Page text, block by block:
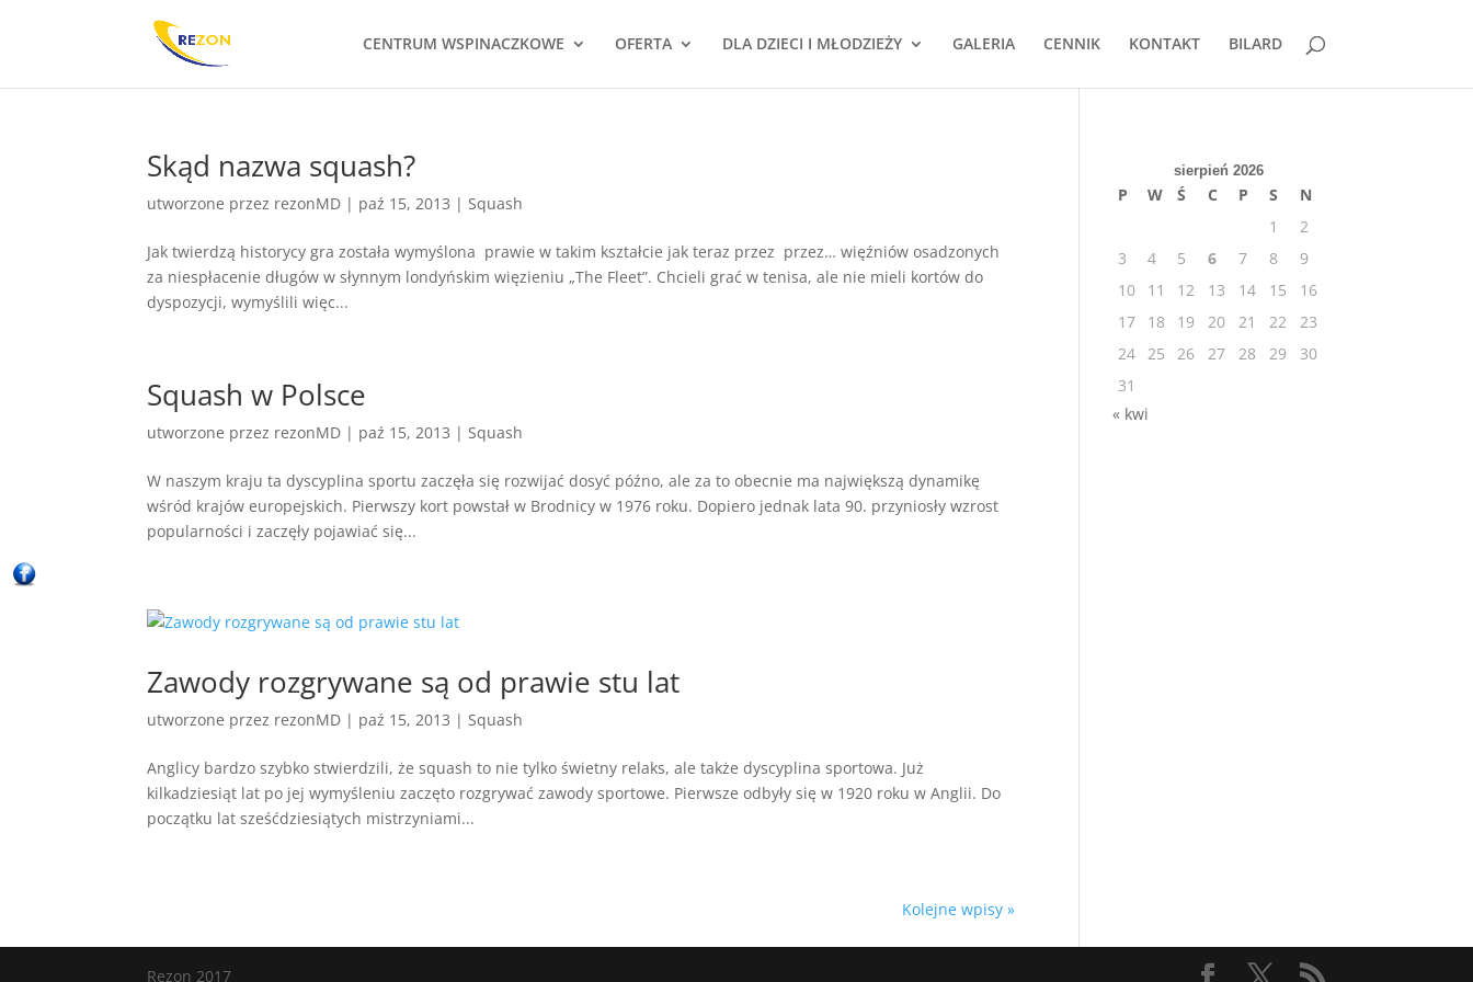
CENTRUM WSPINACZKOWE OFERTA DLA DZIECI I MŁODZIEŻY GALERIA CENNIK KONTAKT BILARD
Skąd nazwa squash?
utworzone przez rezonMD | paź 15, 2013 |Squash
Jak twierdzą historycy gra została wymyślona prawie w takim kształcie jak teraz przez przez… więźniów osadzonych
za niespłacenie długów w słynnym londyńskim więzieniu „The Fleet”. Chcieli grać w tenisa, ale nie mieli kortów do
dyspozycji, wymyślili więc...
Squash w Polsce
utworzone przez rezonMD | paź 15, 2013 |Squash
W naszym kraju ta dyscyplina sportu zaczęła się rozwijać dosyć późno, ale za to obecnie ma największą dynamikę
wśród krajów europejskich. Pierwszy kort powstał w Brodnicy w 1976 roku. Dopiero jednak lata 90. przyniosły wzrost
popularności i zaczęły pojawiać się...
Zawody rozgrywane są od prawie stu lat
utworzone przez rezonMD | paź 15, 2013 |Squash
Anglicy bardzo szybko stwierdzili, że squash to nie tylko świetny relaks, ale także dyscyplina sportowa. Już
kilkadziesiąt lat po jej wymyśleniu zaczęto rozgrywać zawody sportowe. Pierwsze odbyły się w 1920 roku w Anglii. Do
początku lat sześćdziesiątych mistrzyniami...
Kolejne wpisy »
sierpień 2026
P W Ś C P S
N
1
2
3
4 5 6 7 8
9
10
11 12 13 14 15
16
17
18 19 20 21 22
23
24 25 26 27 28 29
30
31
« kwi
Rezon 2017